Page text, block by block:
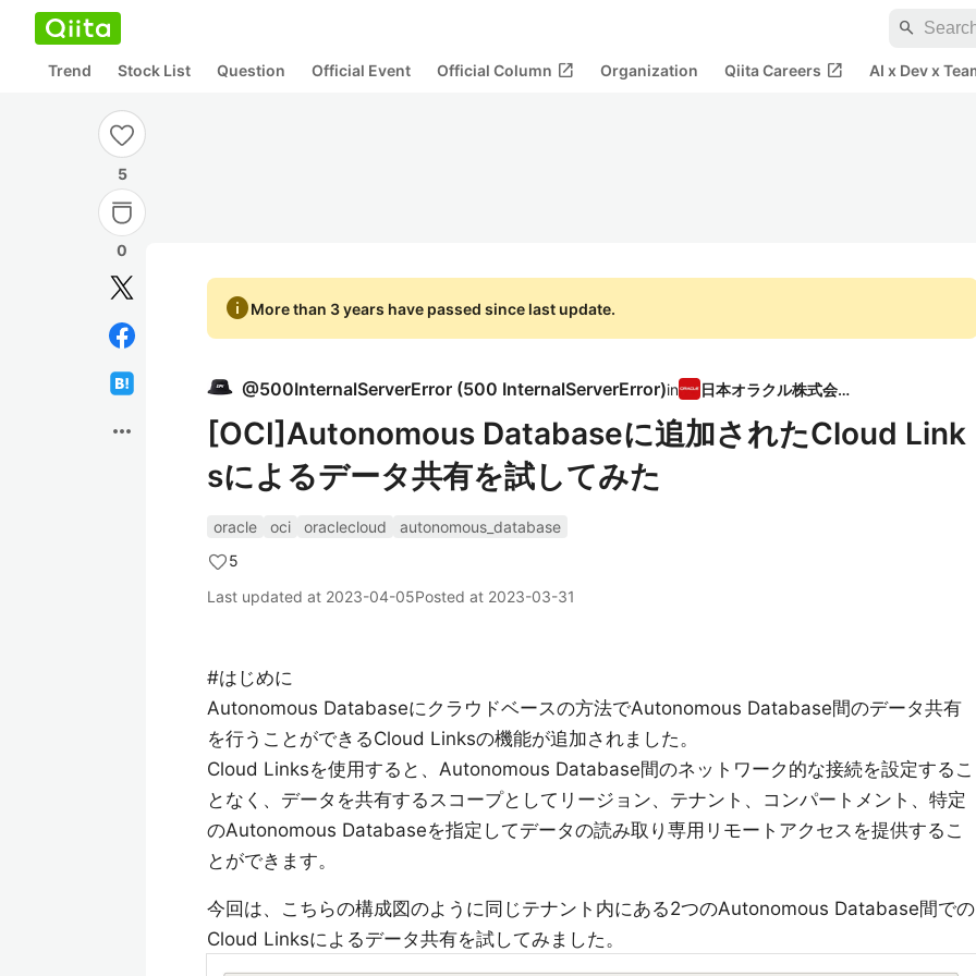
search
Trend Stock List Question Official Event Official Column open_in_new Organization Qiita Careers open_in_new AI x Dev x
5
0
more_horiz
infoMore than 3 years have passed since last update.
@500InternalServerError (500 InternalServerError)in 日本オラクル株式会社
[OCI]Autonomous Databaseに追加されたCloud Link
sによるデータ共有を試してみた
oracle oci oraclecloud
autonomous_database
5
Last updated at 2023-04-05Posted at 2023-03-31
#はじめに
Autonomous Databaseにクラウドベースの方法でAutonomous Database間のデータ共有
を行うことができるCloud Linksの機能が追加されました。
Cloud Linksを使用すると、Autonomous Database間のネットワーク的な接続を設定するこ
となく、データを共有するスコープとしてリージョン、テナント、コンパートメント、特定
のAutonomous Databaseを指定してデータの読み取り専用リモートアクセスを提供するこ
とができます。
今回は、こちらの構成図のように同じテナント内にある2つのAutonomous Database間での
Cloud Linksによるデータ共有を試してみました。